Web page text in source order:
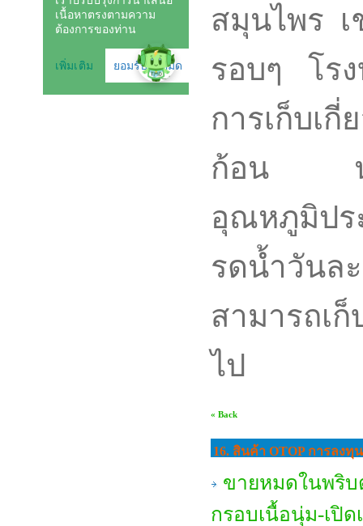
สมุนไพร
รอบๆ โร
การเก็บเ
ก้อน นำก้
อุณหภูมิปร
รดน้ำวันล
สามารถเ
ไป
« Back
16. สินค้า OTOP การลง
ขายหมดในพริบ
กรอบเนื้อนุ่ม-เปิ